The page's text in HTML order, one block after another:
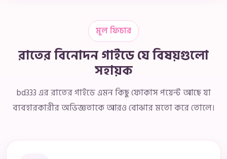
মূল ফিচার
রাতের বিনোদন গাইডে যে বিষয়গুলো
সহায়ক
bd333 এর রাতের গাইডে এমন কিছু ফোকাস পয়েন্ট আছে যা
ব্যবহারকারীর অভিজ্ঞতাকে আরও বোঝার মতো করে তোলে।